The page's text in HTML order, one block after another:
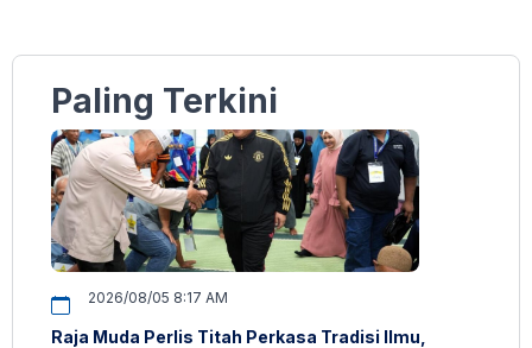
Paling Terkini
2026/08/05 8:17 AM
Raja Muda Perlis Titah Perkasa Tradisi Ilmu,